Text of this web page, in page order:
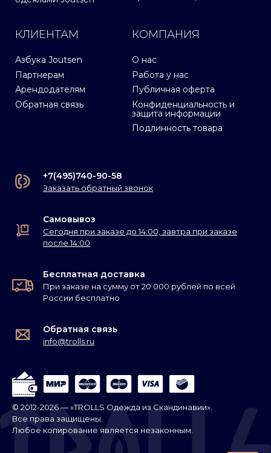
КЛИЕНТАМ
Азбука Joutsen
Партнерам
Арендодателям
Обратная связь
КОМПАНИЯ
О нас
Работа у нас
Публичная оферта
Конфиденциальность и
защита информации
Подлинность товара
+7(495)740-90-58
Заказать обратный звонок
Самовывоз
Сегодня при заказе до 14:00, завтра при заказе
после 14:00
Бесплатная доставка
При заказе на сумму от 20 000 рублей по всей
России бесплатно
Обратная связь
info@trolls.ru
© 2012-2026 — «TROLLS Одежда из Скандинавии».
Все права защищены.
Любое копирование является незаконным.